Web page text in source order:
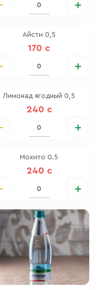
Айсти 0,5
170 c
Лимонад ягодный 0,5
240 c
Мохито 0.5
240 c